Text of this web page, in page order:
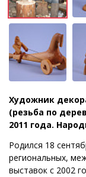
Художник
(резьба по
2011 года.
Родился 18
региональных,
выставок с 2002